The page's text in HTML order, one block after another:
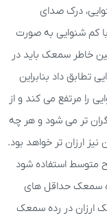
درک صدای
کم شنوایی به صورت
خاطر سمعک باید در
تطابق داد بنابراین
را مرتفع می کند و از
تر می شود و هر چه
ارزان تر خواهد بود.
استفاده شود
سمعک حداقل های
ارزان در رده سمعک